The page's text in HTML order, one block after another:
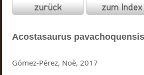
Acostasaurus pavachoquensis
Gómez-Pérez, Noè, 2017